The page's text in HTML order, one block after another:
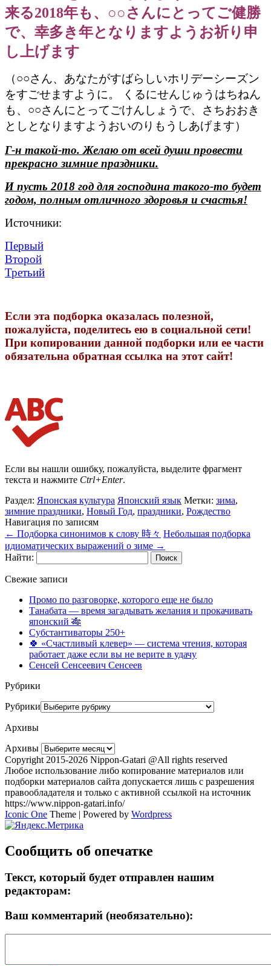
来る2018年も、○○さんにとってご健勝
で、幸多き年となりますようお祈り申
し上げます
（○○さん、あなたがすばらしいホリデーシーズン
をすごせますように。 くるにせんじゅうはちねん
も、○○さんにとってごけんしょうで、さちおおき
としとなりますようおいのりもうしあげます）
Г-н такой-то. Желаю от всей души провести
прекрасно зимние праздники.
И пусть 2018 год для господина такого-то будет
годом, полным отличного здоровья и счастья!
Источники:
Первый
Второй
Третьий
Если эта подборка оказалась полезной,
пожалуйста, поделитесь ею в социальной сети!
При копировании данной подборки или ее части
обязательна обратная ссылка на этот сайт!
Если вы нашли ошибку, пожалуйста, выделите фрагмент
текста и нажмите Ctrl+Enter.
Раздел: Японская культура Японский язык Метки: зима,
зимние праздники, Новый Год, праздники, Рождество
Навигация по записям
← Подборка синонимов к слову 時々 Небольшая подборка
идиоматических выражений о зиме →
Найти:
Свежие записи
Промо по разговорке, которого еще не было
Танабата — время загадывать желания и прокачивать
японский 🎋
Субстантиваторы 250+
🍀 «Счастливый клевер» — система чтения, которая
работает даже если вы не верите в удачу
Сенсей Сенсеевич Сенсеев
Рубрики
Рубрики
Архивы
Архивы
Copyright 2015-2026 Nippon-Gatari @All rights reserved
Любое использование либо копирование материалов или
подборки материалов сайта допускается лишь с разрешения
правообладателя и только с активной ссылкой на источник
https://www.nippon-gatari.info/
Iconic One Theme | Powered by Wordpress
Сообщить об опечатке
Текст, который будет отправлен нашим
редакторам:
Ваш комментарий (необязательно):